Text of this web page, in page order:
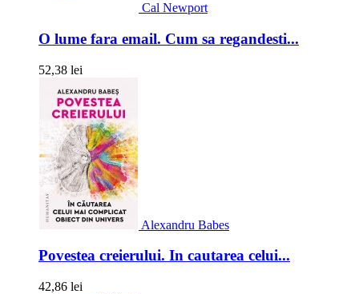
Cal Newport
O lume fara email. Cum sa regandesti...
52,38 lei
Alexandru Babes
Povestea creierului. In cautarea celui...
42,86 lei